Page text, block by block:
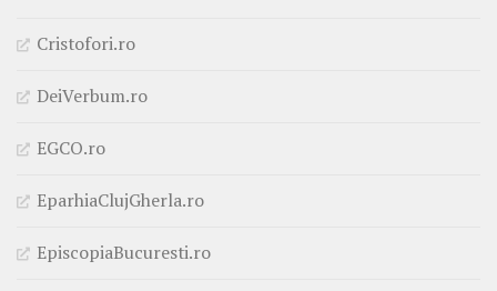
Cristofori.ro
DeiVerbum.ro
EGCO.ro
EparhiaClujGherla.ro
EpiscopiaBucuresti.ro